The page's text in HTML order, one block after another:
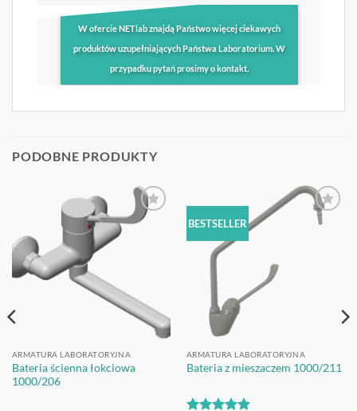
W ofercie NETlab znajdą Państwo więcej ciekawych
produktów uzupełniających Państwa Laboratorium. W
przypadku pytań prosimy o kontakt.
PODOBNE PRODUKTY
OBSERWUJ
ARMATURA LABORATORYJNA
Bateria ścienna łokciowa
1000/206
BESTSELLER OBSERWUJ
ARMATURA LABORATORYJNA
Bateria z mieszaczem 1000/211